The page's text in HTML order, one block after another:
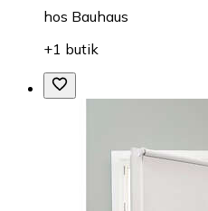
hos Bauhaus
+1 butik